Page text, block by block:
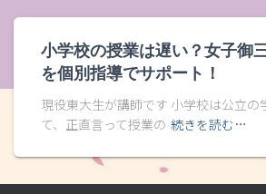
小学校の授業は遅い？女子御
を個別指導でサポート！
現役東大生が講師です 小学校は公立の
て、正直言って授業の 続きを読む…